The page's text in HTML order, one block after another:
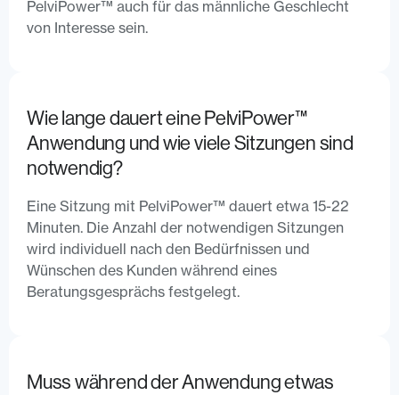
PelviPower™ auch für das männliche Geschlecht
von Interesse sein.
Wie lange dauert eine PelviPower™
Anwendung und wie viele Sitzungen sind
notwendig?
Eine Sitzung mit PelviPower™ dauert etwa 15-22
Minuten. Die Anzahl der notwendigen Sitzungen
wird individuell nach den Bedürfnissen und
Wünschen des Kunden während eines
Beratungsgesprächs festgelegt.
Muss während der Anwendung etwas